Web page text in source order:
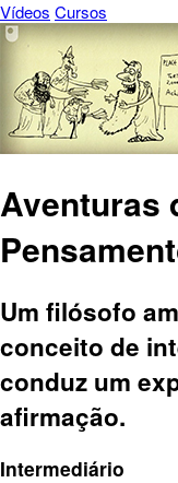
Vídeos Cursos
Aventuras
Um filósofo
conceito de
conduz um
afirmação.
Intermediário